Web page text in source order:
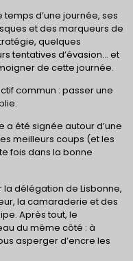
d’une journée, ses
et des marqueurs de
quelques
tentatives d’évasion… et
de cette journée.
commun : passer une
a été signée autour d’une
meilleurs coups (et les
fois dans la bonne
délégation de Lisbonne,
la camaraderie et des
Après tout, le
du même côté : à
asperger d’encre les